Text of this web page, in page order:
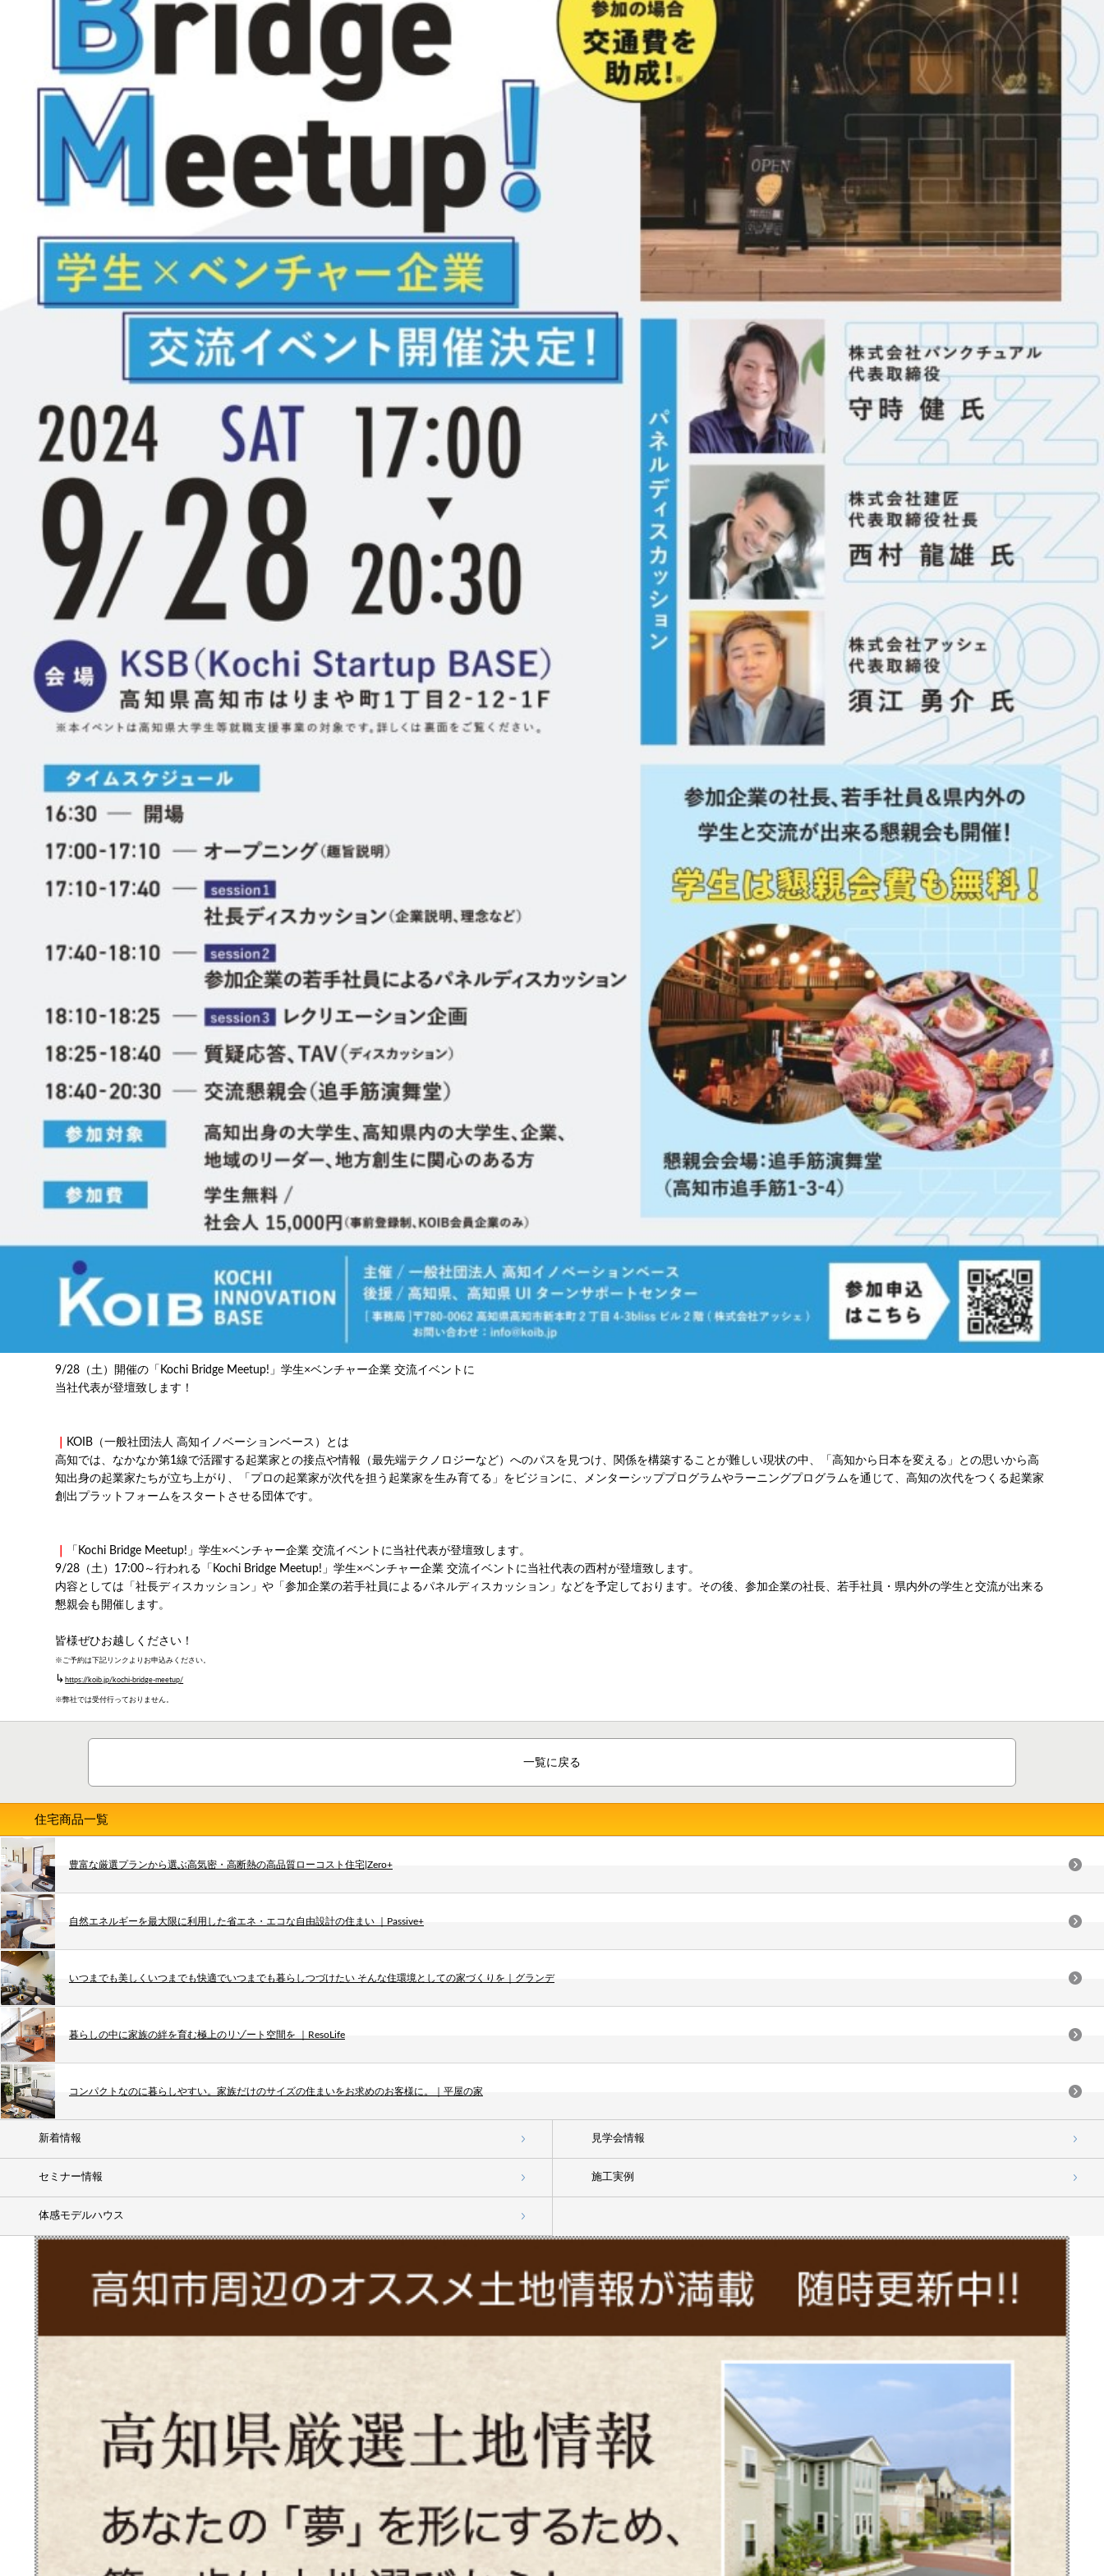
9/28（土）開催の「Kochi Bridge Meetup!」学生×ベンチャー企業 交流イベントに
当社代表が登壇致します！
KOIB（一般社団法人 高知イノベーションベース）とは
高知では、なかなか第1線で活躍する起業家との接点や情報（最先端テクノロジーなど）へのパスを見つけ、関係を構築することが難しい現状の中、「高知から日本を変える」との思いから高
知出身の起業家たちが立ち上がり、「プロの起業家が次代を担う起業家を生み育てる」をビジョンに、メンターシッププログラムやラーニングプログラムを通じて、高知の次代をつくる起業家
創出プラットフォームをスタートさせる団体です。
「Kochi Bridge Meetup!」学生×ベンチャー企業 交流イベントに当社代表が登壇致します。
9/28（土）17:00～行われる「Kochi Bridge Meetup!」学生×ベンチャー企業 交流イベントに当社代表の西村が登壇致します。
内容としては「社長ディスカッション」や「参加企業の若手社員によるパネルディスカッション」などを予定しております。その後、参加企業の社長、若手社員・県内外の学生と交流が出来る
懇親会も開催します。
皆様ぜひお越しください！
※ご予約は下記リンクよりお申込みください。
↳https://koib.jp/kochi-bridge-meetup/
※弊社では受付行っておりません。
一覧に戻る
住宅商品一覧
豊富な厳選プランから選ぶ高気密・高断熱の高品質ローコスト住宅|Zero+
自然エネルギーを最大限に利用した省エネ・エコな自由設計の住まい ｜Passive+
いつまでも美しくいつまでも快適でいつまでも暮らしつづけたい そんな住環境としての家づくりを｜グランデ
暮らしの中に家族の絆を育む極上のリゾート空間を ｜ResoLife
コンパクトなのに暮らしやすい。家族だけのサイズの住まいをお求めのお客様に。｜平屋の家
新着情報 見学会情報
セミナー情報 施工実例
体感モデルハウス